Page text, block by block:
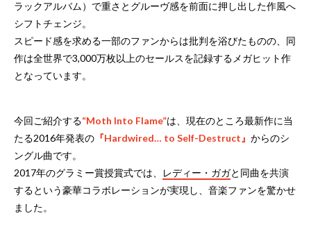
ラックアルバム）で重さとグルーヴ感を前面に押し出した作風へ
シフトチェンジ。
スピード感を求める一部のファンからは批判を浴びたものの、同
作は全世界で3,000万枚以上のセールスを記録するメガヒット作
となっています。
今回ご紹介する“Moth Into Flame”は、現在のところ最新作に当
たる2016年発表の 『Hardwired… to Self-Destruct』 からのシ
ングル曲です。
2017年のグラミー賞授賞式では、
レディー・ガガと同曲を共演
するという豪華コラボレーションが実現し、音楽ファンを驚かせ
ました。